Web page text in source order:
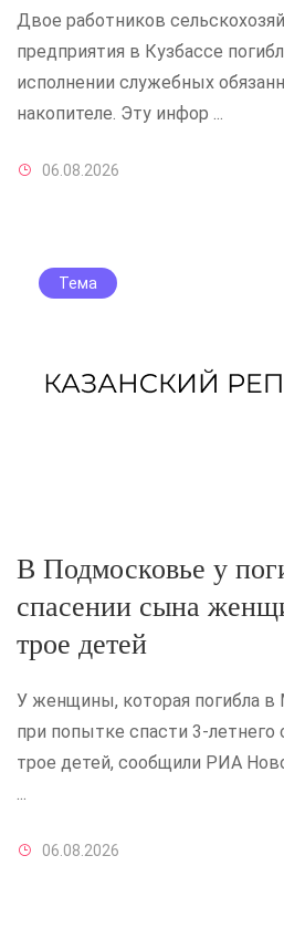
Двое работников
предприятия в Кузбассе
исполнении служебных
накопителе. Эту инфор ...
06.08.2026
Тема
В Подмосковье у
спасении сына
трое детей
У женщины, которая погибла в
при попытке спасти 3-летнего
трое детей, сообщили РИА
...
06.08.2026